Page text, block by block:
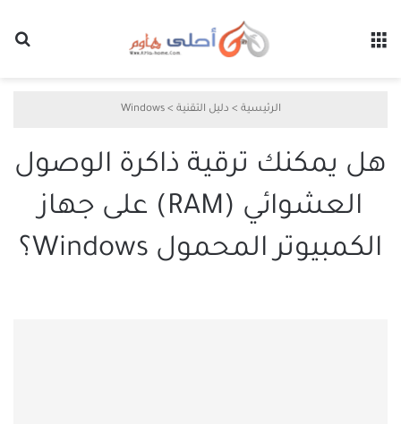
الرئيسية > دليل التقنية >
Windows
هل يمكنك ترقية ذاكرة الوصول
العشوائي (RAM) على جهاز
الكمبيوتر المحمول Windows؟